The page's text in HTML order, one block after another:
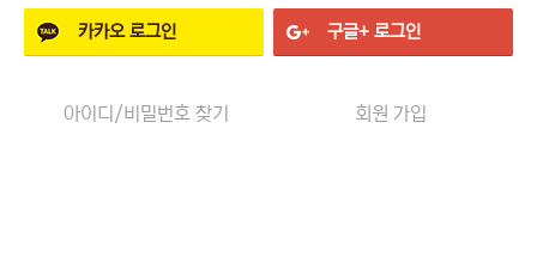
카카오로그인 구글+ 로그인
아이디/비밀번호 찾기 회원 가입